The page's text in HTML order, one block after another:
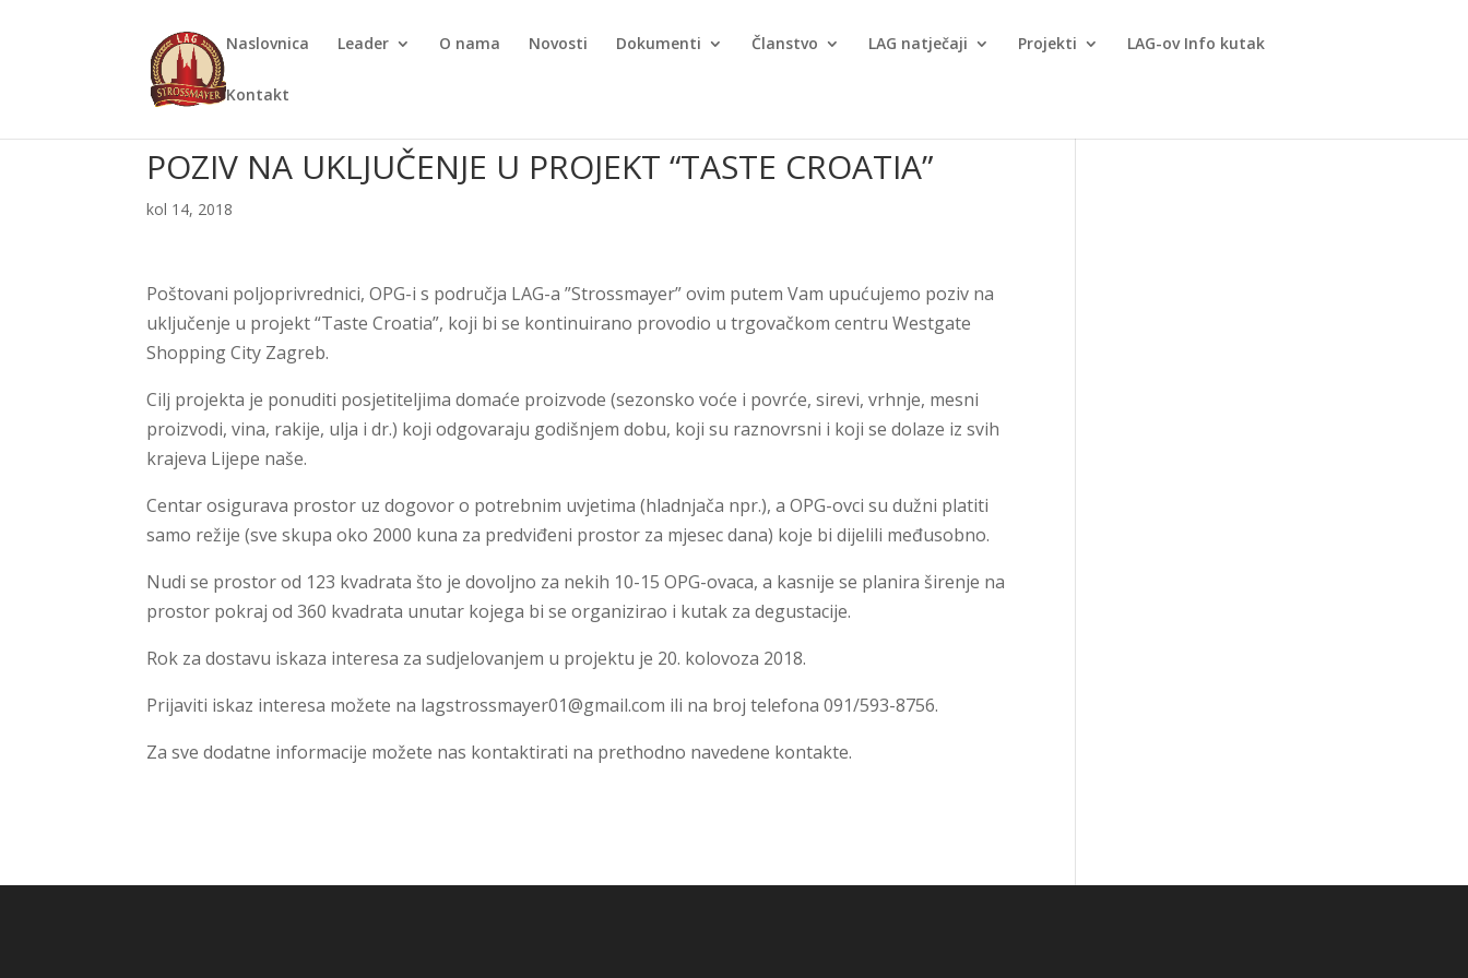
Naslovnica Leader O nama Novosti Dokumenti Članstvo LAG natječaji Projekti LAG-ov Info kutak
Kontakt
POZIV NA UKLJUČENJE U PROJEKT “TASTE CROATIA”
kol 14, 2018
Poštovani poljoprivrednici, OPG-i s područja LAG-a ”Strossmayer” ovim putem Vam upućujemo poziv na
uključenje u projekt “Taste Croatia”, koji bi se kontinuirano provodio u trgovačkom centru Westgate
Shopping City Zagreb.
Cilj projekta je ponuditi posjetiteljima domaće proizvode (sezonsko voće i povrće, sirevi, vrhnje, mesni
proizvodi, vina, rakije, ulja i dr.) koji odgovaraju godišnjem dobu, koji su raznovrsni i koji se dolaze iz svih
krajeva Lijepe naše.
Centar osigurava prostor uz dogovor o potrebnim uvjetima (hladnjača npr.), a OPG-ovci su dužni platiti
samo režije (sve skupa oko 2000 kuna za predviđeni prostor za mjesec dana) koje bi dijelili međusobno.
Nudi se prostor od 123 kvadrata što je dovoljno za nekih 10-15 OPG-ovaca, a kasnije se planira širenje na
prostor pokraj od 360 kvadrata unutar kojega bi se organizirao i kutak za degustacije.
Rok za dostavu iskaza interesa za sudjelovanjem u projektu je 20. kolovoza 2018.
Prijaviti iskaz interesa možete na lagstrossmayer01@gmail.com ili na broj telefona 091/593-8756.
Za sve dodatne informacije možete nas kontaktirati na prethodno navedene kontakte.